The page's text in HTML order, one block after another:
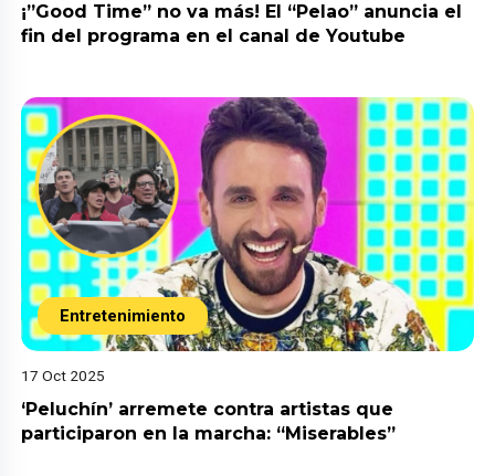
¡”Good Time” no va más! El “Pelao” anuncia el
fin del programa en el canal de Youtube
Entretenimiento
17 Oct 2025
‘Peluchín’ arremete contra artistas que
participaron en la marcha: “Miserables”